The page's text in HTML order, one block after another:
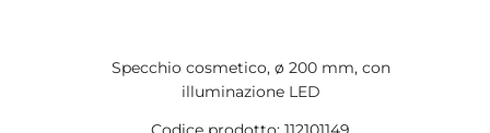
Specchio cosmetico, ø 200 mm, con
illuminazione LED